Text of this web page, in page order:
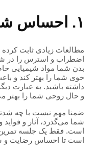
۱. احساس شادی بیشتری دارید
مطالعات زیادی ثابت
اضطراب و استرس را در
بدن شما مواد شیمیایی
خوی شما را بهتر کند و
داشته باشید. به عبارت
و حال روحی شما را بهتر
ضمنا مهم نیست با چه
شما می‌گذرد، آثار و
است. فقط یک جلسه
است تا احساس رضایت و